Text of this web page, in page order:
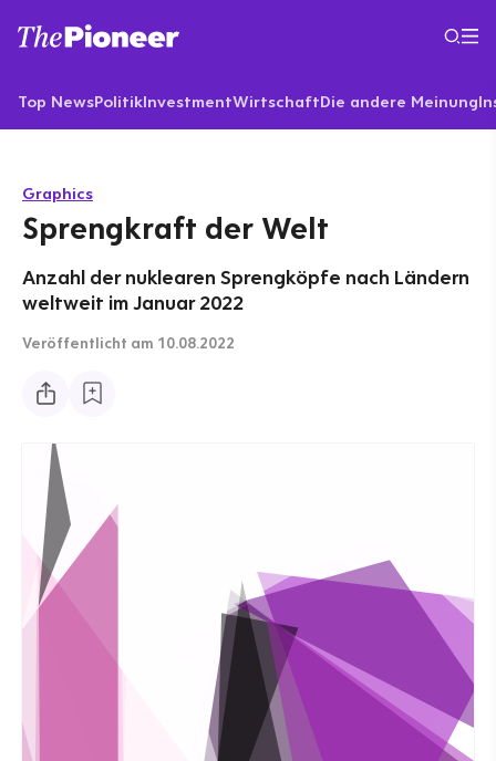
Top NewsPolitikInvestmentWirtschaftDie andere Meinung
Graphics
Sprengkraft der Welt
Anzahl der nuklearen Sprengköpfe nach Ländern
weltweit im Januar 2022
Veröffentlicht am 10.08.2022